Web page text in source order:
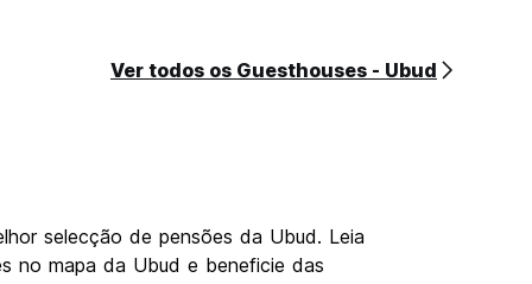
Ver todos os Guesthouses - Ubud
selecção de pensões da Ubud. Leia
no mapa da Ubud e beneficie das